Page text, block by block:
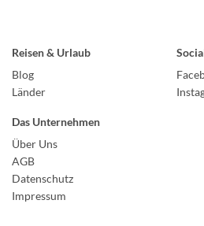
Reisen & Urlaub
Blog
Länder
Das Unternehmen
Über Uns
AGB
Datenschutz
Impressum